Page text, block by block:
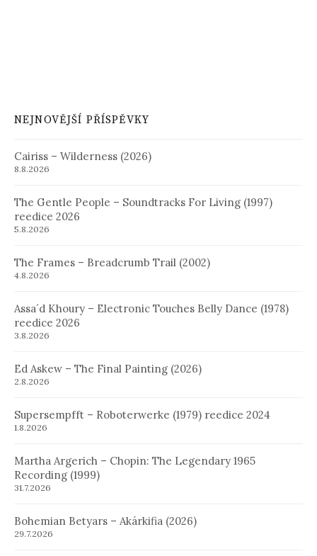
NEJNOVĚJŠÍ PŘÍSPĚVKY
Cairiss – Wilderness (2026)
8.8.2026
The Gentle People – Soundtracks For Living (1997)
reedice 2026
5.8.2026
The Frames – Breadcrumb Trail (2002)
4.8.2026
Assa´d Khoury – Electronic Touches Belly Dance (1978)
reedice 2026
3.8.2026
Ed Askew – The Final Painting (2026)
2.8.2026
Supersempfft – Roboterwerke (1979) reedice 2024
1.8.2026
Martha Argerich – Chopin: The Legendary 1965
Recording (1999)
31.7.2026
Bohemian Betyars – Akárkifia (2026)
29.7.2026